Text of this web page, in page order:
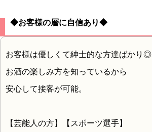
◆お客様の層に自信あり◆
お客様は優しくて紳士的な方達ばかり◎
お酒の楽しみ方を知っているから
安心して接客が可能。
【芸能人の方】【スポーツ選手】